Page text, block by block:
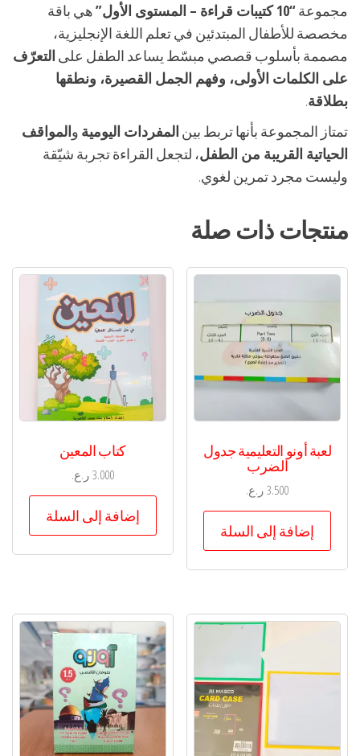
مجموعة“10 كتيبات قراءة – المستوى الأول”
هي باقة
مخصصة للأطفال المبتدئين في تعلم اللغة الإنجليزية،
مصممة بأسلوب قصصي مبسّط يساعد الطفل على التعرّف
على الكلمات الأولى، وفهم الجمل القصيرة، ونطقها
بطلاقة.
تمتاز المجموعة بأنها تربط بين المفردات اليومية والمواقف
الحياتية القريبة من الطفل، لتجعل القراءة تجربة شيّقة
وليست مجرد تمرين لغوي.
منتجات ذات صلة
لعبة أونو التعليمية جدول
الضرب
3.500ر.ع.
إضافة إلى السلة
كتاب المعين
3.000ر.ع.
إضافة إلى السلة